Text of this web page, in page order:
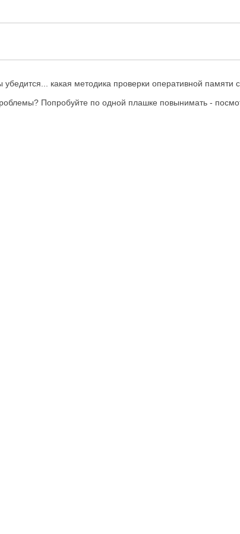
какая методика проверки оперативной памяти
Попробуйте по одной плашке повынимать -